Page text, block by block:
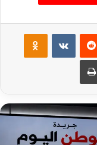
‏VKontakte
طباعة